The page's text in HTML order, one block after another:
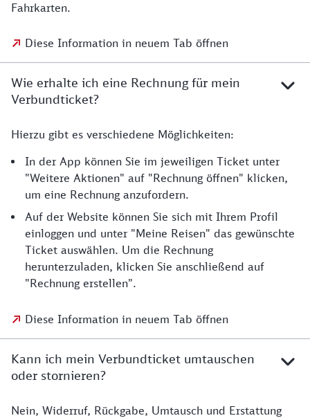
Fahrkarten.
Diese Information in neuem Tab öffnen
Wie erhalte ich eine Rechnung für mein
Verbundticket?
Hierzu gibt es verschiedene Möglichkeiten:
In der App können Sie im jeweiligen Ticket unter
"Weitere Aktionen" auf "Rechnung öffnen" klicken,
um eine Rechnung anzufordern.
Auf der Website können Sie sich mit Ihrem Profil
einloggen und unter "Meine Reisen" das gewünschte
Ticket auswählen. Um die Rechnung
herunterzuladen, klicken Sie anschließend auf
"Rechnung erstellen".
Diese Information in neuem Tab öffnen
Kann ich mein Verbundticket umtauschen
oder stornieren?
Nein, Widerruf, Rückgabe, Umtausch und Erstattung